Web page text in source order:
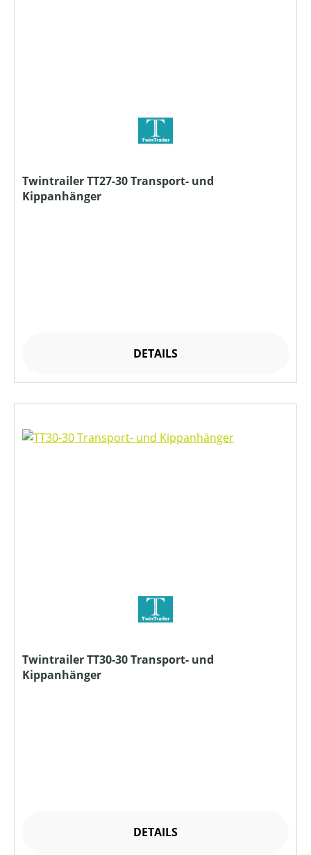
Twintrailer TT27-30 Transport- und
Kippanhänger
DETAILS
Twintrailer TT30-30 Transport- und
Kippanhänger
DETAILS